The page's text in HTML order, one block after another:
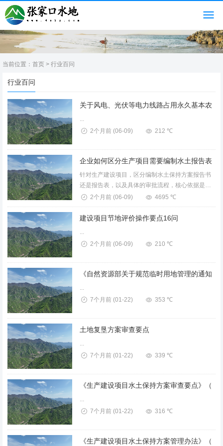
当前位置： 首页 > 行业百问
行业百问
2个月前 (06-09) 212 ℃
针对生产建设项目，区分编制水土保持方案报告书
还是报告表，以及具体的审批流程，核心依据是项
目挖填土石方总量和占地面积。以下是明确的操作
指引：一、如何区分？记住“5万方”和“5公顷”两个阈
值根据《中华人民...
2个月前 (06-09) 4695 ℃
建设项目节地评价操作要点16问
2个月前 (06-09) 210 ℃
7个月前 (01-22) 353 ℃
土地复垦方案审查要点
7个月前 (01-22) 339 ℃
7个月前 (01-22) 316 ℃